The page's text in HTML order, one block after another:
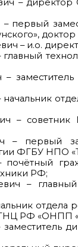
–
первый
доктор
– и.о.
главный
–
– советник
– первый
ФГБУ НПО
РФ;
–
РФ «ОНПП